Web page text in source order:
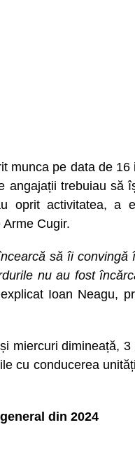
munca pe data de
trebuiau să
oprit activitatea, a
Arme Cugir.
să îi
nu au fost
Ioan Neagu,
miercuri dimineață,
cu conducerea
din 2024